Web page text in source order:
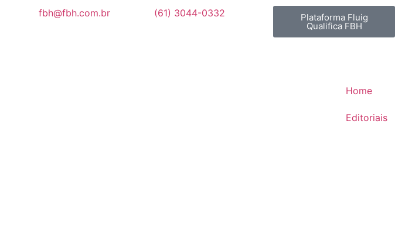
fbh@fbh.com.br (61) 3044-0332 Plataforma Fluig
Qualifica FBH
Home
Editoriais